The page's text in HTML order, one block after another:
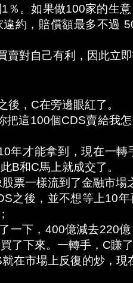
％。如果做100家的生
約，賠償額最多不過
賣對自己有利，因此立
後，C在旁邊眼紅了。
把這100個CDS賣給我
年才能拿到，現在一
B和C馬上就成交了。
票一樣流到了金融市場
之後，並不想等上10
一下，400億減去220
了下來。一轉手，C賺
在市場上反復的炒，